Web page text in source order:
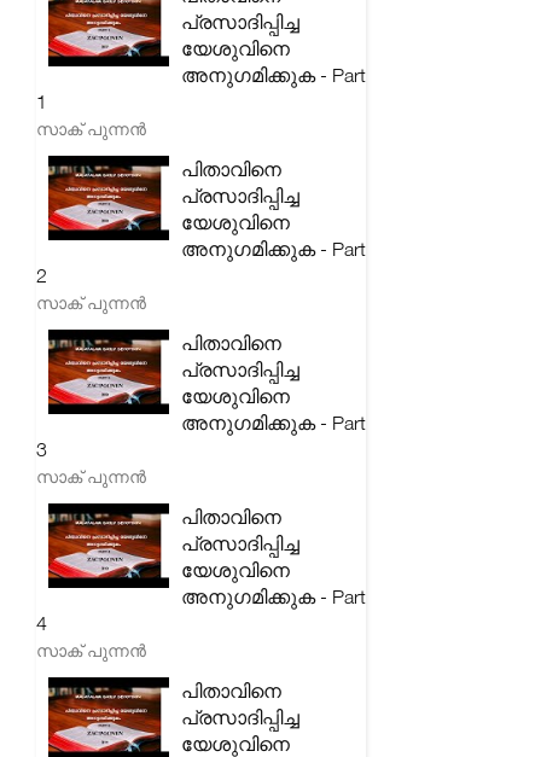
പ്രസാദിപ്പിച്ച
യേശുവിനെ
അനുഗമിക്കുക - Part
1
സാക് പുന്നൻ
പിതാവിനെ
പ്രസാദിപ്പിച്ച
യേശുവിനെ
അനുഗമിക്കുക - Part
2
സാക് പുന്നൻ
പിതാവിനെ
പ്രസാദിപ്പിച്ച
യേശുവിനെ
അനുഗമിക്കുക - Part
3
സാക് പുന്നൻ
പിതാവിനെ
പ്രസാദിപ്പിച്ച
യേശുവിനെ
അനുഗമിക്കുക - Part
4
സാക് പുന്നൻ
പിതാവിനെ
പ്രസാദിപ്പിച്ച
യേശുവിനെ